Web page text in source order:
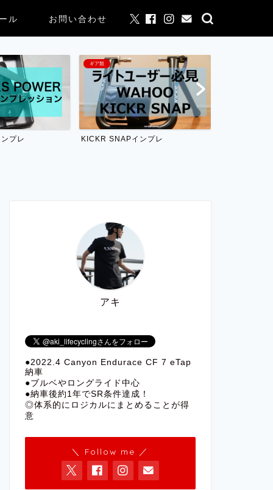
ル お問い合わせ
プレ
ギア類
KICKR SNAPインプレ
アキ
●2022.4 Canyon Endurace CF 7 eTap
納車
●ブルベやロングライド中心
●納車後約1年でSR条件達成！
◎体系的にロジカルにまとめることが得
意
＼ Follow me ／